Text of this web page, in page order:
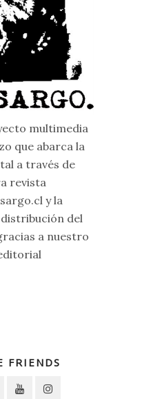
multimedia
que abarca la
a través de
revista
y la
del
a nuestro
FRIENDS